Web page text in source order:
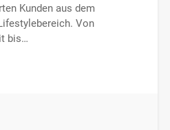
Kunden aus dem
Von
bis…